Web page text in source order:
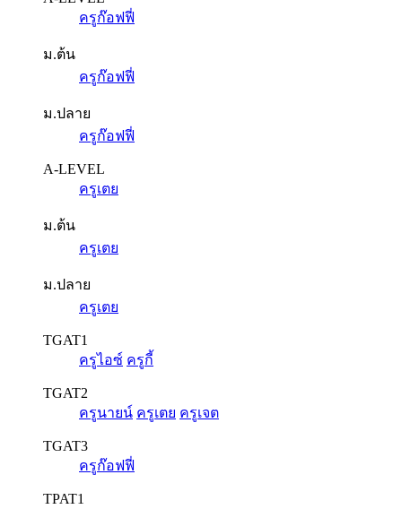
ครูก๊อฟฟี่
ม.ต้น
ครูก๊อฟฟี่
ม.ปลาย
ครูก๊อฟฟี่
A-LEVEL
ครูเตย
ม.ต้น
ครูเตย
ม.ปลาย
ครูเตย
TGAT1
ครูไอซ์ ครูกี้
TGAT2
ครูนายน์ ครูเตย ครูเจต
TGAT3
ครูก๊อฟฟี่
TPAT1